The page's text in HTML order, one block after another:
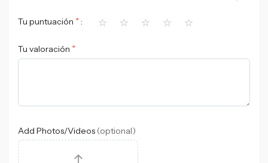
Tu puntuación * ⭐ ⭐ ⭐ ⭐ ⭐
Tu valoración *
Add Photos/Videos (optional)